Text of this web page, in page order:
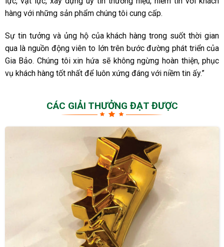
hàng với những sản phẩm chúng tôi cung cấp.
Sự tin tưởng và ủng hộ của khách hàng trong suốt thời gian
qua là nguồn động viên to lớn trên bước đường phát triển của
Gia Bảo. Chúng tôi xin hứa sẽ không ngừng hoàn thiện, phục
vụ khách hàng tốt nhất để luôn xứng đáng với niềm tin ấy.”
CÁC GIẢI THƯỞNG ĐẠT ĐƯỢC